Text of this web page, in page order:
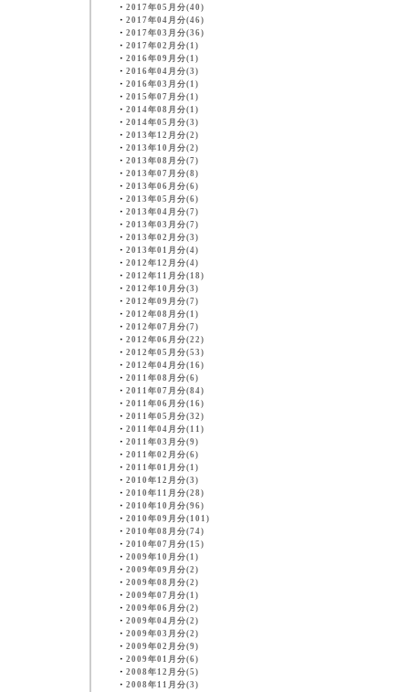
・ 2017年05月分(40)
・ 2017年04月分(46)
・ 2017年03月分(36)
・ 2017年02月分(1)
・ 2016年09月分(1)
・ 2016年04月分(3)
・ 2016年03月分(1)
・ 2015年07月分(1)
・ 2014年08月分(1)
・ 2014年05月分(3)
・ 2013年12月分(2)
・ 2013年10月分(2)
・ 2013年08月分(7)
・ 2013年07月分(8)
・ 2013年06月分(6)
・ 2013年05月分(6)
・ 2013年04月分(7)
・ 2013年03月分(7)
・ 2013年02月分(3)
・ 2013年01月分(4)
・ 2012年12月分(4)
・ 2012年11月分(18)
・ 2012年10月分(3)
・ 2012年09月分(7)
・ 2012年08月分(1)
・ 2012年07月分(7)
・ 2012年06月分(22)
・ 2012年05月分(53)
・ 2012年04月分(16)
・ 2011年08月分(6)
・ 2011年07月分(84)
・ 2011年06月分(16)
・ 2011年05月分(32)
・ 2011年04月分(11)
・ 2011年03月分(9)
・ 2011年02月分(6)
・ 2011年01月分(1)
・ 2010年12月分(3)
・ 2010年11月分(28)
・ 2010年10月分(96)
・ 2010年09月分(101)
・ 2010年08月分(74)
・ 2010年07月分(15)
・ 2009年10月分(1)
・ 2009年09月分(2)
・ 2009年08月分(2)
・ 2009年07月分(1)
・ 2009年06月分(2)
・ 2009年04月分(2)
・ 2009年03月分(2)
・ 2009年02月分(9)
・ 2009年01月分(6)
・ 2008年12月分(5)
・ 2008年11月分(3)